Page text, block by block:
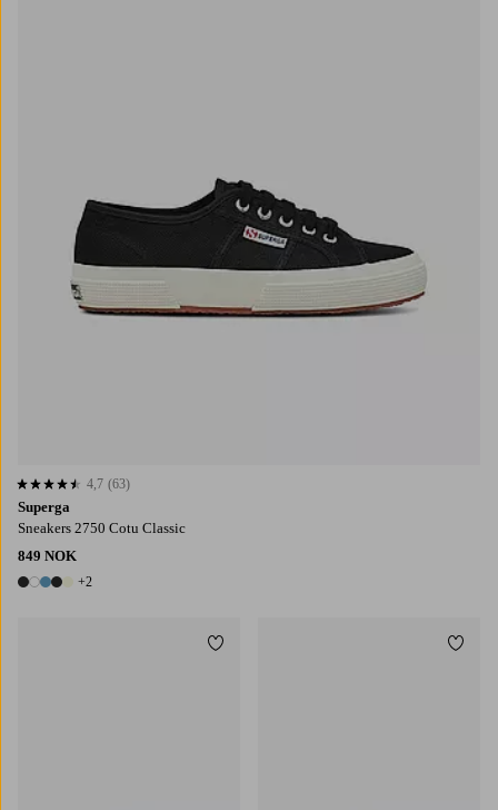
Superga
Sneakers 2750 Cotu Classic
849 NOK
7 farger
+2
4,7 basert på 63 karaktergivninger
4,7 (63)
Legg til favoritter